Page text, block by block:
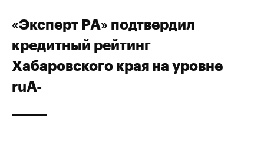
«Эксперт РА» подтвердил
кредитный рейтинг
Хабаровского края на уровне
ruА-